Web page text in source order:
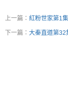
上一篇： 紅粉世家第1
下一篇： 大秦直道第32